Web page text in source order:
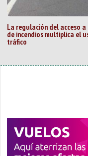
La regulación del acceso
de incendios multiplica el
tráfico